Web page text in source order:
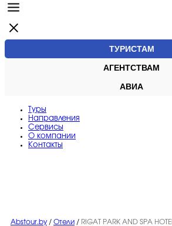
ТУРИСТАМ
АГЕНТСТВАМ
АВИА
Туры
Направления
Сервисы
O компании
Контакты
Abstour.by / Отели / RIGAT PARK AND SPA HOTEL